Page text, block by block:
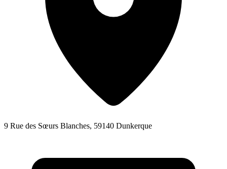
9 Rue des Sœurs Blanches, 59140 Dunkerque